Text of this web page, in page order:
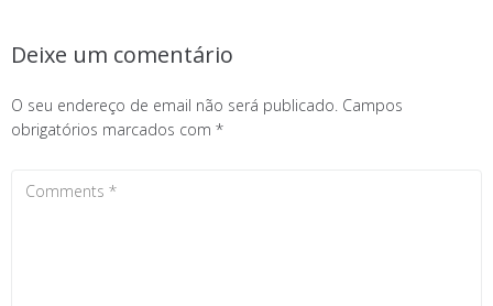
Deixe um comentário
O seu endereço de email não será publicado. Campos
obrigatórios marcados com *